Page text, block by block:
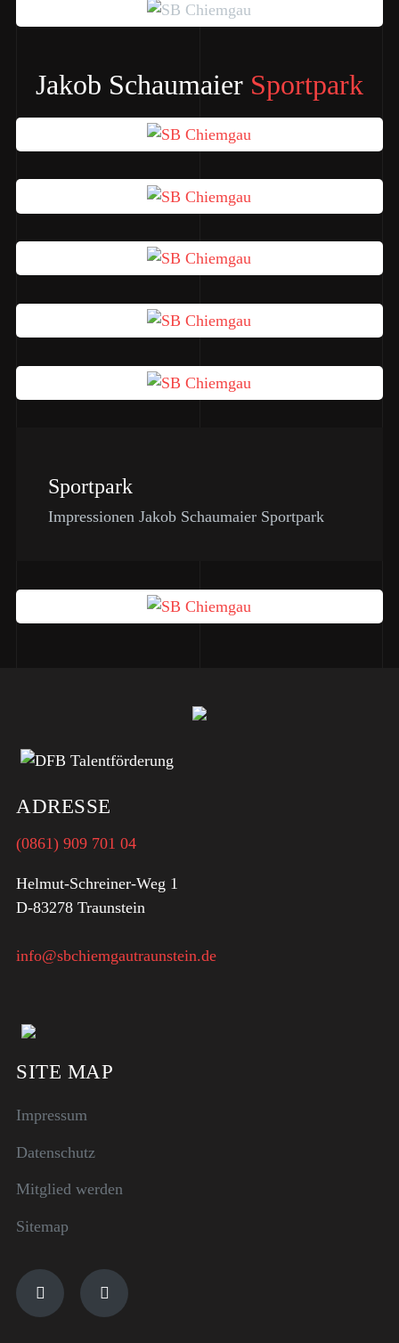
Jakob Schaumaier Sportpark
Sportpark
Impressionen Jakob Schaumaier Sportpark
ADRESSE
(0861) 909 701 04
Helmut-Schreiner-Weg 1
D-83278 Traunstein
info@sbchiemgautraunstein.de
SITE MAP
Impressum
Datenschutz
Mitglied werden
Sitemap